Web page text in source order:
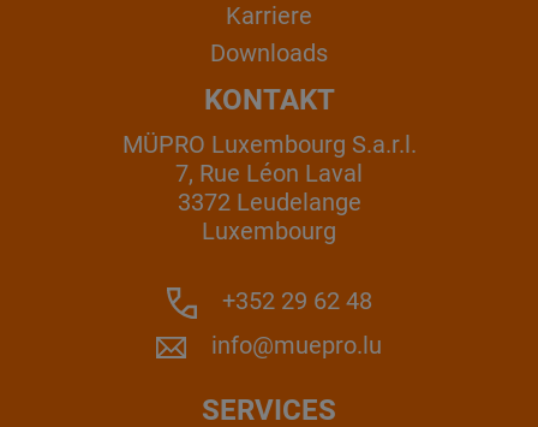
Karriere
Downloads
KONTAKT
MÜPRO Luxembourg S.a.r.l.
7, Rue Léon Laval
3372 Leudelange
Luxembourg
+352 29 62 48
info@muepro.lu
SERVICES